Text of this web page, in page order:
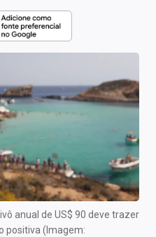
anual de US$ 90 deve trazer
positiva(Imagem: